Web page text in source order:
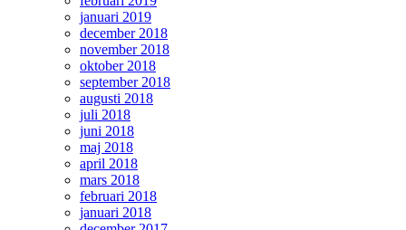
januari 2019
december 2018
november 2018
oktober 2018
september 2018
augusti 2018
juli 2018
juni 2018
maj 2018
april 2018
mars 2018
februari 2018
januari 2018